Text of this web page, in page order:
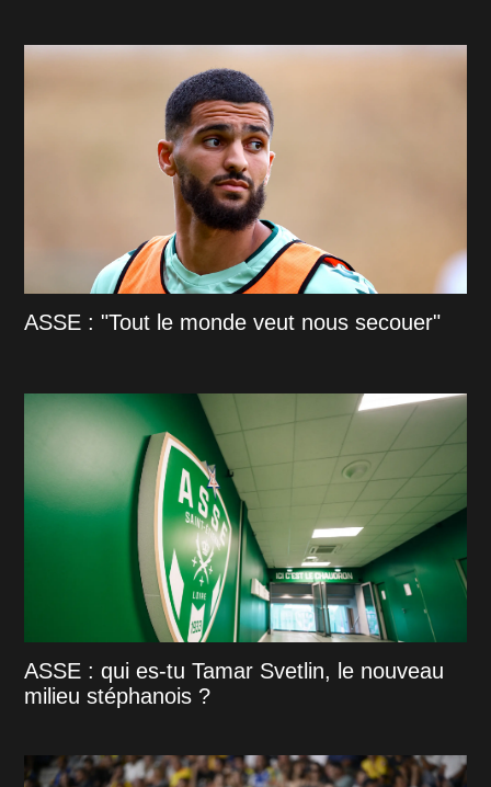
ASSE : "Tout le monde veut nous secouer"
ASSE : qui es-tu Tamar Svetlin, le nouveau
milieu stéphanois ?